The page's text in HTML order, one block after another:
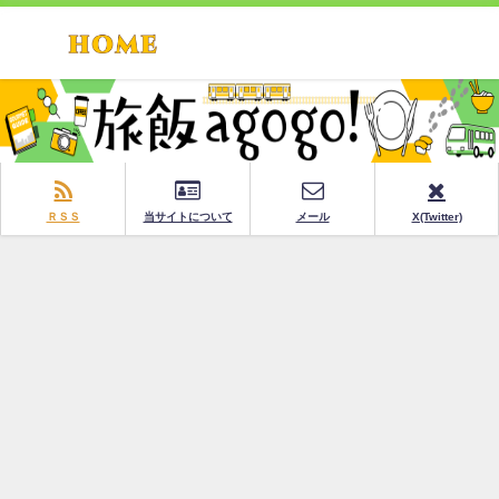
ＲＳＳ 当サイトについて メール X(Twitter)